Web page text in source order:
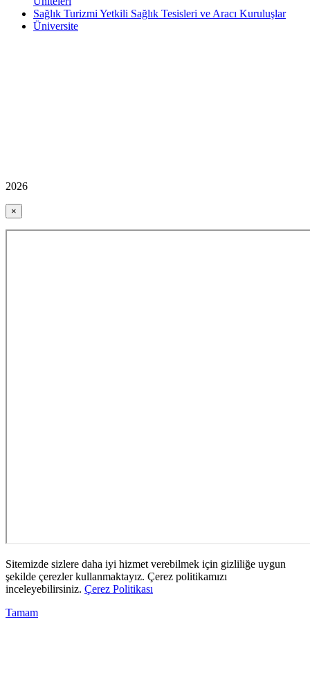
Sağlık Turizmi Yetkili Sağlık Tesisleri ve Aracı Kuruluşlar
Üniversite
2026
×
Sitemizde sizlere daha iyi hizmet verebilmek için gizliliğe uygun
şekilde çerezler kullanmaktayız. Çerez politikamızı
inceleyebilirsiniz. Çerez Politikası
Tamam